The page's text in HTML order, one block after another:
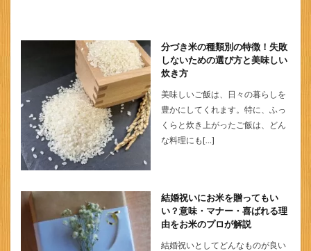
分づき米の種類別の特徴！失敗
しないための選び方と美味しい
炊き方
美味しいご飯は、日々の暮らしを
豊かにしてくれます。特に、ふっ
くらと炊き上がったご飯は、どん
な料理にも[…]
結婚祝いにお米を贈ってもい
い？意味・マナー・喜ばれる理
由をお米のプロが解説
結婚祝いとしてどんなものが良い